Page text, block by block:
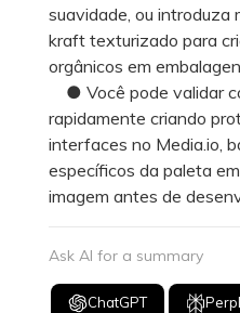
suavidade, ou introduza
kraft texturizado para
orgânicos em
● Você pode validar
rapidamente criando
interfaces no Media.io,
específicos da paleta
imagem antes de
Ask AI for a summary
ChatGPT